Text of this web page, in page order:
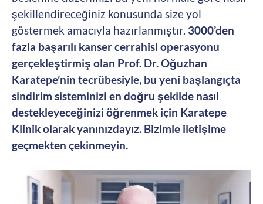
şekillendireceğiniz konusunda size yol
göstermek amacıyla hazırlanmıştır. 3000’den
fazla başarılı kanser cerrahisi operasyonu
gerçekleştirmiş olan Prof. Dr. Oğuzhan
Karatepe’nin tecrübesiyle, bu yeni başlangıçta
sindirim sisteminizi en doğru şekilde nasıl
destekleyeceğinizi öğrenmek için Karatepe
Klinik olarak yanınızdayız. Bizimle iletişime
geçmekten çekinmeyin.